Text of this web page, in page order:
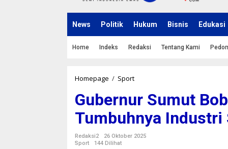
News Politik Hukum Bisnis Edukasi
Home Indeks Redaksi Tentang Kami
Homepage / Sport
b
e
r
n
u
Gubernur Sumut
Tumbuhnya Industri
Redaksi2
26 Oktober 2025
Sport
144 Dilihat